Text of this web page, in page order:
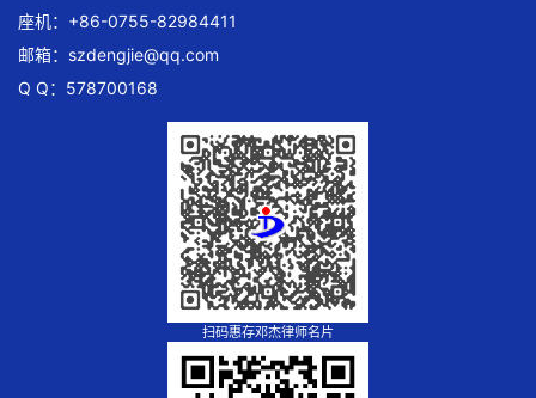
座机：+86-0755-82984411
邮箱： szdengjie@qq.com
Q Q：578700168
扫码惠存邓杰律师名片